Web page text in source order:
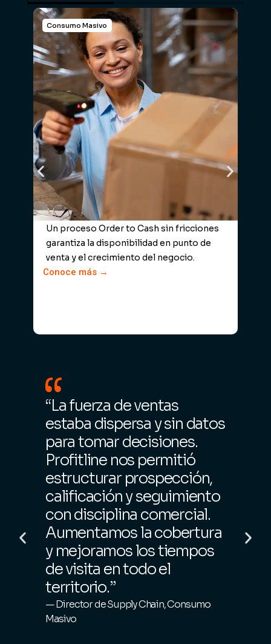
Consumo Masivo
Un proceso Order to Cash sin fricciones
garantiza la disponibilidad en punto de
venta y el crecimiento del negocio.
Conoce más →
“La fuerza de ventas
estaba dispersa y sin datos
para tomar decisiones.
Profitline nos permitió
estructurar prospección,
calificación y seguimiento
con disciplina comercial.
Aumentamos la cobertura
y mejoramos los tiempos
de visita en todo el
territorio.”
— Director de Supply Chain, Consumo
Masivo